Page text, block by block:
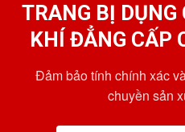
TRANG BỊ DỤNG
KHÍ ĐẲNG CẤP
Đảm bảo tính chính xác
chuyền sản